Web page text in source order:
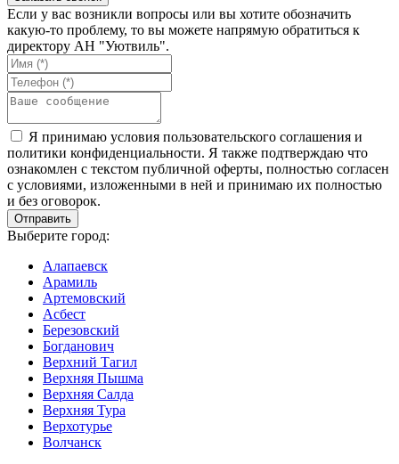
Если у вас возникли вопросы или вы хотите обозначить
какую-то проблему, то вы можете напрямую обратиться к
директору АН "Уютвиль".
Я принимаю условия пользовательского соглашения и
политики конфиденциальности. Я также подтверждаю что
ознакомлен с текстом публичной оферты, полностью согласен
с условиями, изложенными в ней и принимаю их полностью
и без оговорок.
Выберите город:
Алапаевск
Арамиль
Артемовский
Асбест
Березовский
Богданович
Верхний Тагил
Верхняя Пышма
Верхняя Салда
Верхняя Тура
Верхотурье
Волчанск